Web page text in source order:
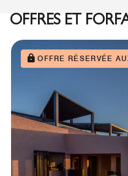
OFFRES ET
OFFRE RÉSERVÉE